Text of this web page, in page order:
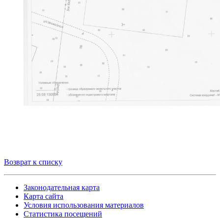
Возврат к списку
Законодательная карта
Карта сайта
Условия использования материалов
Статистика посещений